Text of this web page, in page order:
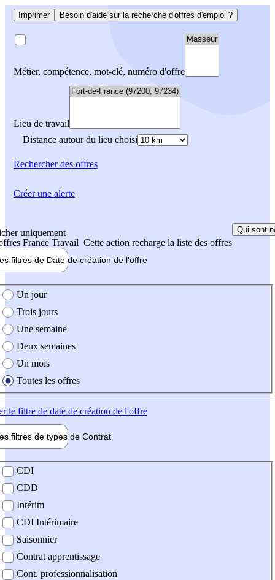
Imprimer Besoin d'aide sur la recherche d'offres d'emploi ?
Métier, compétence, mot-clé, numéro d'offre
Lieu de travail
Distance autour du lieu choisi
Rechercherdes offres
uniquement
France Travail Cette action recharge la liste des offres
Qui sont
filtres de Date de création de l'offre
création de l'offre
Un jour
Trois jours
Une semaine
Deux semaines
Un mois
Toutes les offres
le filtre de date de création de l'offre
filtres de types de Contrat
contrat
CDI
CDD
Intérim
CDI Intérimaire
Saisonnier
Contrat apprentissage
Cont. professionnalisation
Créer une alerte